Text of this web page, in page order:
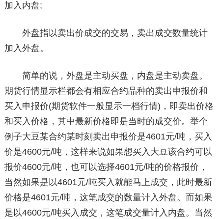
加入内盘;
外盘指以卖出价成交的交易，卖出成交数量统计
加入外盘。
简单的说，外盘是主动买盘，内盘是主动卖盘。
期货行情显示栏都会有相应合约品种的卖出申报价和
买入申报价(期货软件一般显示一档行情)，即卖出价格
和买入价格，其中最新价格即是当时的成交价。举个
例子大豆某合约某时刻卖出申报价是4601元/吨，买入
价是4600元/吨，这样来说如果想买入大豆该合约可以
报价4600元/吨，也可以选择4601元/吨的价格报价，
当然如果是以4601元/吨买入就能马上成交，此时最新
价格是4601元/吨，这笔成交的数量计入外盘。而如果
是以4600元/吨买入成交，这笔成交量计入内盘。当然